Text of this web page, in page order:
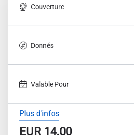
Couverture
Donnés
Valable Pour
Plus d'infos
EUR14.00